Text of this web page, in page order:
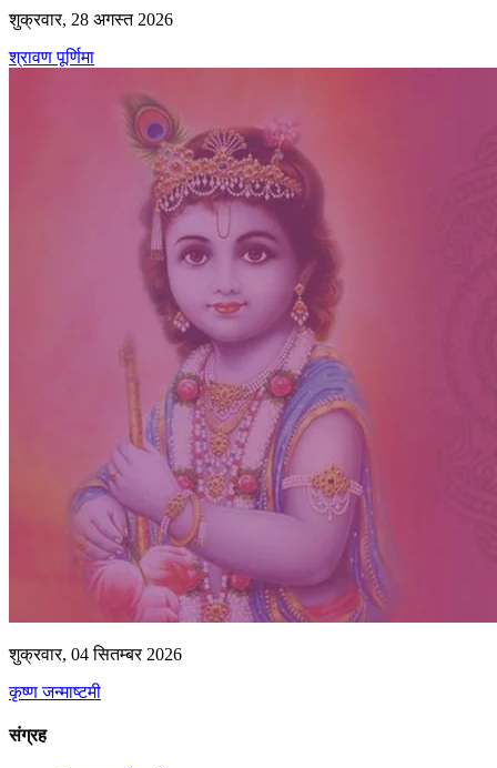
शुक्रवार, 28 अगस्त 2026
श्रावण पूर्णिमा
शुक्रवार, 04 सितम्बर 2026
कृष्ण जन्माष्टमी
संग्रह